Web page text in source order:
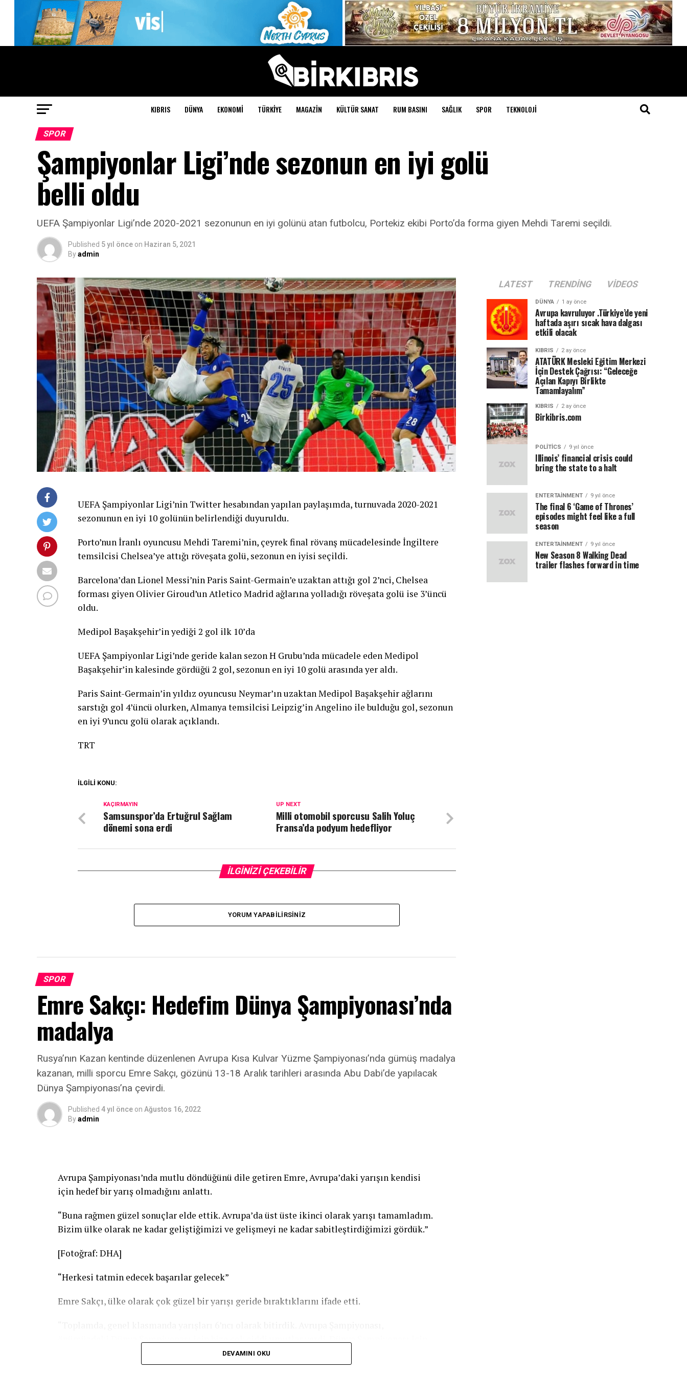
KIBRIS DÜNYA EKONOMI TÜRKIYE MAGAZIN KÜLTÜR SANAT RUM BASINI SAĞLIK SPOR TEKNOLOJI
SPOR
Şampiyonlar Ligi’nde sezonun en iyi golü
belli oldu
UEFA Şampiyonlar Ligi’nde 2020-2021 sezonunun en iyi golünü atan futbolcu, Portekiz ekibi Porto’da forma giyen Mehdi Taremi seçildi.
Published 5 yıl önce on Haziran 5, 2021
Byadmin
UEFA Şampiyonlar Ligi’nin Twitter hesabından yapılan paylaşımda, turnuvada 2020-2021
sezonunun en iyi 10 golünün belirlendiği duyuruldu.
Porto’nun İranlı oyuncusu Mehdi Taremi’nin, çeyrek final rövanş mücadelesinde İngiltere
temsilcisi Chelsea’ye attığı röveşata golü, sezonun en iyisi seçildi.
Barcelona’dan Lionel Messi’nin Paris Saint-Germain’e uzaktan attığı gol 2’nci, Chelsea
forması giyen Olivier Giroud’un Atletico Madrid ağlarına yolladığı röveşata golü ise 3’üncü
oldu.
Medipol Başakşehir’in yediği 2 gol ilk 10’da
UEFA Şampiyonlar Ligi’nde geride kalan sezon H Grubu’nda mücadele eden Medipol
Başakşehir’in kalesinde gördüğü 2 gol, sezonun en iyi 10 golü arasında yer aldı.
Paris Saint-Germain’in yıldız oyuncusu Neymar’ın uzaktan Medipol Başakşehir ağlarını
sarstığı gol 4’üncü olurken, Almanya temsilcisi Leipzig’in Angelino ile bulduğu gol, sezonun
en iyi 9’uncu golü olarak açıklandı.
TRT
İLGİLİ KONU:
UP NEXT
Milli otomobil sporcusu Salih Yoluç
Fransa’da podyum hedefliyor
KAÇIRMAYIN
Samsunspor’da Ertuğrul Sağlam
dönemi sona erdi
İLGİNİZİ ÇEKEBİLİR
YORUM YAPABILIRSINIZ
SPOR
Emre Sakçı: Hedefim Dünya Şampiyonası’nda
madalya
Rusya’nın Kazan kentinde düzenlenen Avrupa Kısa Kulvar Yüzme Şampiyonası’nda gümüş madalya
kazanan, milli sporcu Emre Sakçı, gözünü 13-18 Aralık tarihleri arasında Abu Dabi’de yapılacak
Dünya Şampiyonası’na çevirdi.
Published 4 yıl önce on Ağustos 16, 2022
Byadmin
Avrupa Şampiyonası’nda mutlu döndüğünü dile getiren Emre, Avrupa’daki yarışın kendisi
için hedef bir yarış olmadığını anlattı.
“Buna rağmen güzel sonuçlar elde ettik. Avrupa’da üst üste ikinci olarak yarışı tamamladım.
Bizim ülke olarak ne kadar geliştiğimizi ve gelişmeyi ne kadar sabitleştirdiğimizi gördük.”
[Fotoğraf: DHA]
“Herkesi tatmin edecek başarılar gelecek”
Emre Sakçı, ülke olarak çok güzel bir yarışı geride bıraktıklarını ifade etti.
çalışmalarımız tam gaz devam ediyor, hiç ara vermiyoruz. Bu şampiyona için çok
heyecanlıyız. Elimizden gelen en iyi performansı sergileyeceğiz. Bu şampiyonadaki hedefim
DEVAMINI OKU
LATEST TRENDING VIDEOS
DÜNYA 1 ay önce
Avrupa kavruluyor .Türkiye’de yeni
haftada aşırı sıcak hava dalgası
etkili olacak
KIBRIS 2 ay önce
ATATÜRK Mesleki Eğitim Merkezi
İçin Destek Çağrısı: “Geleceğe
Açılan Kapıyı Birlikte
Tamamlayalım”
KIBRIS 2 ay önce
Birkibris.com
POLITICS 9 yıl önce
Illinois’ financial crisis could
bring the state to a halt
ENTERTAINMENT 9 yıl önce
The final 6 ‘Game of Thrones’
episodes might feel like a full
season
ENTERTAINMENT 9 yıl önce
New Season 8 Walking Dead
trailer flashes forward in time